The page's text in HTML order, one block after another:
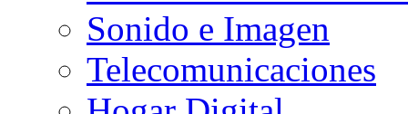
Sonido e Imagen
Telecomunicaciones